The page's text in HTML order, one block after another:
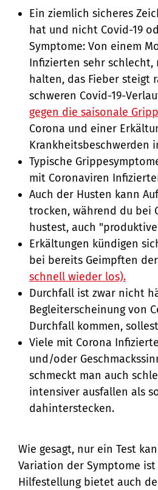
Ein ziemlich sicheres
hat und nicht Covid-19
Symptome: Von einem
Infizierten sehr schlecht,
halten, das Fieber steigt
schweren Covid-19-
gegen die saisonale
Corona und einer
Krankheitsbeschwerden
Typische
mit Coronaviren
Auch der Husten kann
trocken, während du bei
hustest, auch
Erkältungen kündigen
bei bereits Geimpften
schnell wieder los).
Durchfall ist zwar nicht
Begleiterscheinung von
Durchfall kommen,
Viele mit Corona
und/oder
schmeckt man auch
intensiver ausfallen als
dahinterstecken.
Wie gesagt, nur ein Test
Variation der Symptome
Hilfestellung bietet auch